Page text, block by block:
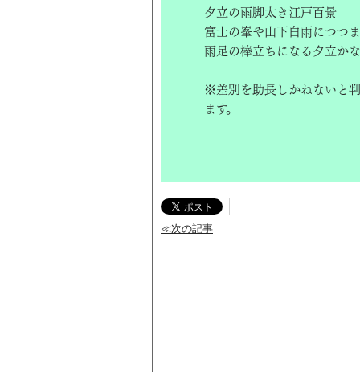
夕立の雨脚太き江戸百景
富士の峯や山下白雨につつ
雨足の棒立ちになる夕立かな
※差別を助長しかねないと
ます。
≪次の記事